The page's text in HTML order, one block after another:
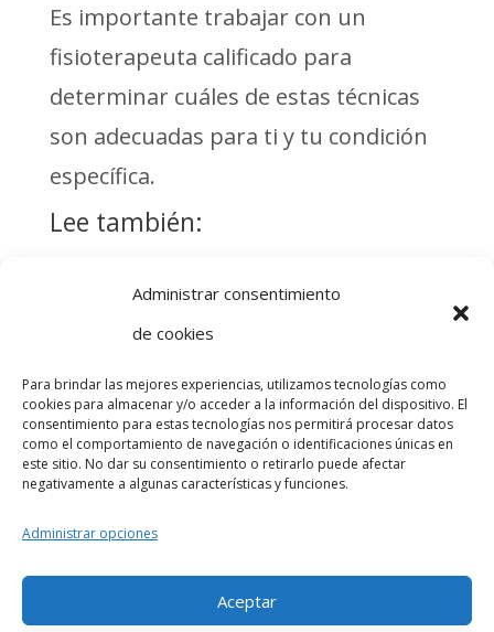
Administrar consentimiento
de cookies
Para brindar las mejores experiencias, utilizamos tecnologías como
cookies para almacenar y/o acceder a la información del dispositivo. El
consentimiento para estas tecnologías nos permitirá procesar datos
como el comportamiento de navegación o identificaciones únicas en
este sitio. No dar su consentimiento o retirarlo puede afectar
negativamente a algunas características y funciones.
Administrar opciones
Aceptar
Es importante trabajar con un
fisioterapeuta calificado para
determinar cuáles de estas técnicas
son adecuadas para ti y tu condición
específica.
Lee también:
Terapia física
rehabilitación
de lesiones de
rodilla, cadera
y hombro
Sesión de
útil para el
paciente
La Pierna:
estructura y
funciones